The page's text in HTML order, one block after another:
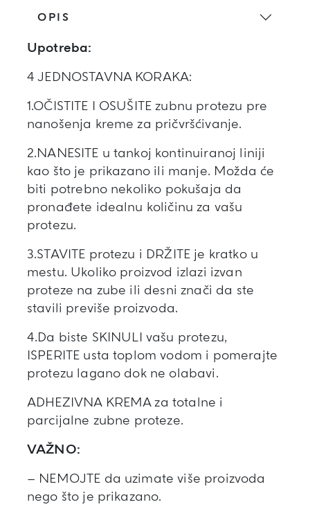
OPIS
Upotreba:
4 JEDNOSTAVNA KORAKA:
1.OČISTITE I OSUŠITE zubnu protezu pre
nanošenja kreme za pričvršćivanje.
2.NANESITE u tankoj kontinuiranoj liniji
kao što je prikazano ili manje. Možda će
biti potrebno nekoliko pokušaja da
pronađete idealnu količinu za vašu
protezu.
3.STAVITE protezu i DRŽITE je kratko u
mestu. Ukoliko proizvod izlazi izvan
proteze na zube ili desni znači da ste
stavili previše proizvoda.
4.Da biste SKINULI vašu protezu,
ISPERITE usta toplom vodom i pomerajte
protezu lagano dok ne olabavi.
ADHEZIVNA KREMA za totalne i
parcijalne zubne proteze.
VAŽNO:
– NEMOJTE da uzimate više proizvoda
nego što je prikazano.